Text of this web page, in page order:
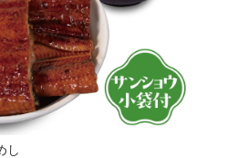
し